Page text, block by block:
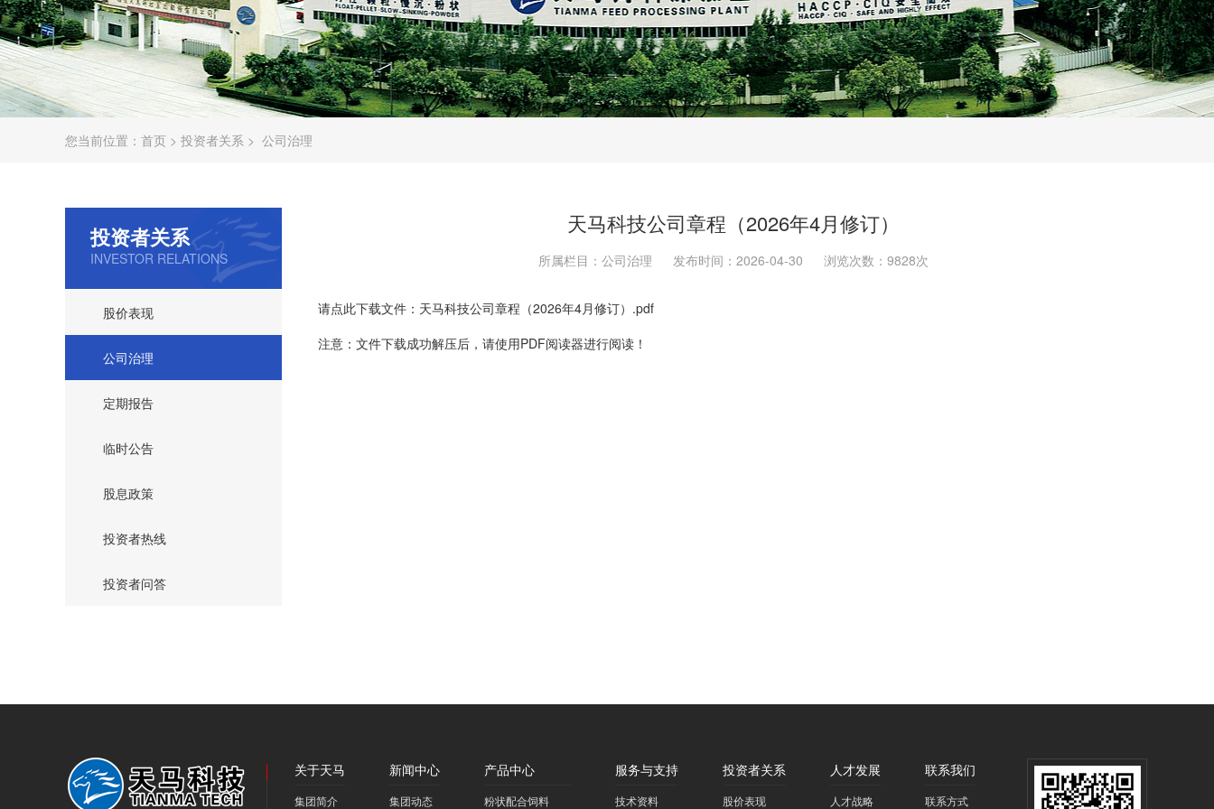
您当前位置： 首页 > 投资者关系 > 公司治理
投资者关系
INVESTOR RELATIONS
股价表现
公司治理
定期报告
临时公告
股息政策
投资者热线
投资者问答
天马科技公司章程（2026年4月修订）
所属栏目：公司治理 发布时间：2026-04-30 浏览次数：9828次
请点此下载文件： 天马科技公司章程（2026年4月修订）.pdf
注意：文件下载成功解压后，请使用PDF阅读器进行阅读！
关于天马
集团简介
新闻中心
集团动态
产品中心
粉状配合饲料
服务与支持
技术资料
投资者关系
股价表现
人才发展
人才战略
联系我们
联系方式